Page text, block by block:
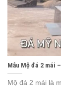
Mẫu Mộ đá 2 mái
Mộ đá 2 mái là